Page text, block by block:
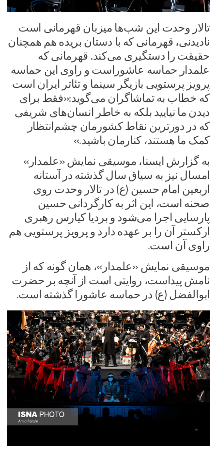
تالار وحدت این شب‌ها میزبان قهرمانی است
نادیدنی، قهرمانی که با دستان بریده هم همچنان
حقیقت را دستگیری می‌کند. قهرمانی که
علمدار حماسه عاشوراست و راوی این حماسه
پرویز پرستویی بازیگر سینما و تئاتر ایران است
که خطاب به تماشاگران می‌گوید:«فقط برای
دیدن ما نیایید بلکه به خاطر انسان‌های شریفی
که در دورترین نقاط کشورمان چشم‌انتظار
کمک ما هستند، کنارمان باشید.»
به گزارش ایسنا، موسیقی نمایش «علمدار»
امسال نیز به سیاق سال گذشته در آستانه
اربعین امام حسین (ع) در تالار وحدت روی
صحنه است، این اثر به کارگردانی حسین
پارسایی اجرا می‌شود و بردیا کیارس رهبری
ارکستر آن را بر عهده دارد و پرویز پرستویی هم
راوی آن است.
موسیقی نمایش «علمدار»، همان گونه که از
نامش پیداست، روایتی است از آنچه بر حضرت
ابوالفضل (ع) در حماسه عاشورا گذشته است.